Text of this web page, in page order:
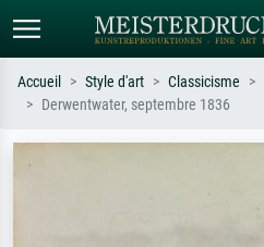
Recherchez par artiste, titre ou style –
Accueil Style d'art Classicisme
Derwentwater, septembre 1836